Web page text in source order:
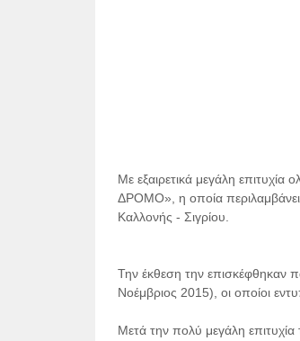
Με εξαιρετικά μεγάλη
ΔΡΟΜΟ», η οποία περιλαμβάνει
Καλλονής - Σιγρίου.
Την έκθεση την επισκέφθηκαν
Νοέμβριος 2015), οι οποίοι
Μετά την πολύ μεγάλη